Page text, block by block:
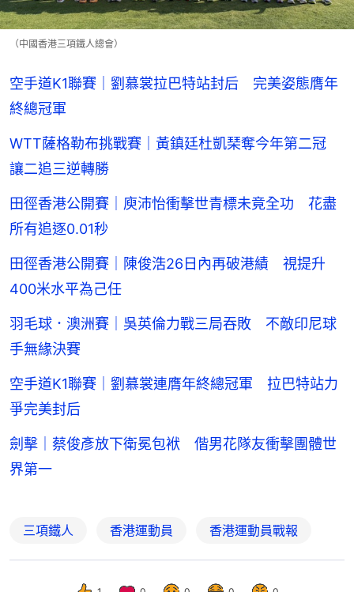
（中國香港三項鐵人總會）
空手道K1聯賽｜劉慕裳拉巴特站封后 完美姿態膺年
終總冠軍
WTT薩格勒布挑戰賽｜黃鎮廷杜凱琹奪今年第二冠
讓二追三逆轉勝
田徑香港公開賽｜庾沛怡衝擊世青標未竟全功 花盡
所有追逐0.01秒
田徑香港公開賽｜陳俊浩26日內再破港績 視提升
400米水平為己任
羽毛球．澳洲賽｜吳英倫力戰三局吞敗 不敵印尼球
手無緣決賽
空手道K1聯賽｜劉慕裳連膺年終總冠軍 拉巴特站力
爭完美封后
劍擊｜蔡俊彥放下衛冕包袱 偕男花隊友衝擊團體世
界第一
三項鐵人 香港運動員 香港運動員戰報